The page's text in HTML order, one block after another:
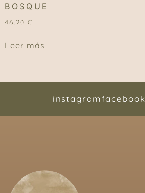
BOSQUE
46,20 €
Leer más
instagramfacebook